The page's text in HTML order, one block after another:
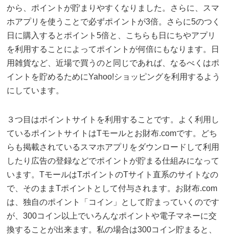
から、ポイントが貯まりやすくなりました。さらに、スマ
ホアプリを使うことで必ずポイントが3倍。さらに5のつく
日に購入するとポイント5倍と、こちらも日にちやアプリ
を利用することによってポイントが何倍にもなります。日
用雑貨など、近場で買うのと同じであれば、なるべくはポ
イントを貯めるためにYahoo!ショッピングを利用するよう
にしています。
３つ目はポイントサイトを利用することです。よく利用し
ているポイントサイトはTモールとお財布.comです。どち
らも掲載されているスマホアプリをダウンロードして利用
したり広告の登録などでポイントが貯まる仕組みになって
います。TモールはTポイントのTサイト直系のサイトなの
で、そのままTポイントとして付与されます。お財布.com
は、独自のポイント「コイン」として貯まっていくのです
が、300コイン以上でいろんなポイントや電子マネーに交
換することが出来ます。私の場合は300コイン貯まると、